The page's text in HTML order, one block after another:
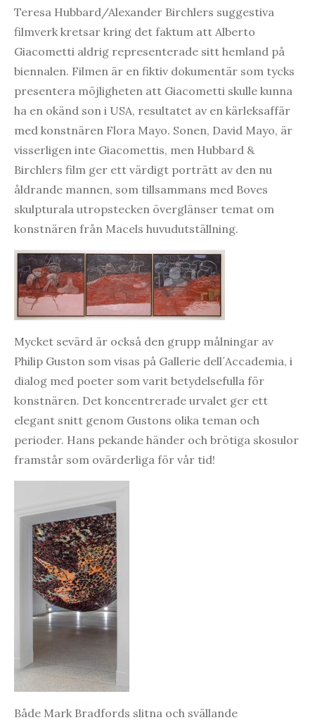
Teresa Hubbard/Alexander Birchlers suggestiva
filmverk kretsar kring det faktum att Alberto
Giacometti aldrig representerade sitt hemland på
biennalen. Filmen är en fiktiv dokumentär som tycks
presentera möjligheten att Giacometti skulle kunna
ha en okänd son i USA, resultatet av en kärleksaffär
med konstnären Flora Mayo. Sonen, David Mayo, är
visserligen inte Giacomettis, men Hubbard &
Birchlers film ger ett värdigt porträtt av den nu
åldrande mannen, som tillsammans med Boves
skulpturala utropstecken överglänser temat om
konstnären från Macels huvudutställning.
Mycket sevärd är också den grupp målningar av
Philip Guston som visas på Gallerie dell´Accademia, i
dialog med poeter som varit betydelsefulla för
konstnären. Det koncentrerade urvalet ger ett
elegant snitt genom Gustons olika teman och
perioder. Hans pekande händer och brötiga skosulor
framstår som ovärderliga för vår tid!
Både Mark Bradfords slitna och svällande